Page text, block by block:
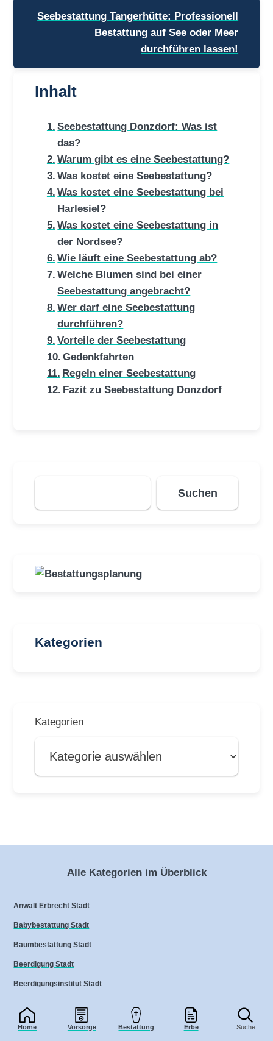
Home Vorsorge Bestattung Erbe Suche
Seebestattung Tangerhütte: Professionell
Bestattung auf See oder Meer
durchführen lassen!
Inhalt
Seebestattung Donzdorf: Was ist
das?
Warum gibt es eine Seebestattung?
Was kostet eine Seebestattung?
Was kostet eine Seebestattung bei
Harlesiel?
Was kostet eine Seebestattung in
der Nordsee?
Wie läuft eine Seebestattung ab?
Welche Blumen sind bei einer
Seebestattung angebracht?
Wer darf eine Seebestattung
durchführen?
Vorteile der Seebestattung
Gedenkfahrten
Regeln einer Seebestattung
Fazit zu Seebestattung Donzdorf
Suchen
Suchen
Kategorien
Kategorien
Alle Kategorien im Überblick
Anwalt Erbrecht Stadt
Babybestattung Stadt
Baumbestattung Stadt
Beerdigung Stadt
Beerdigungsinstitut Stadt
Bestattung